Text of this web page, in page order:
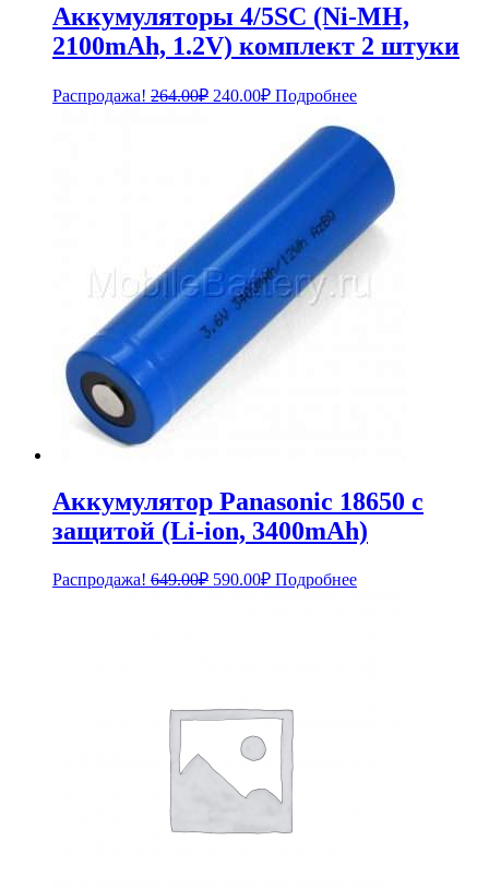
Аккумуляторы 4/5SC (Ni-MH,
2100mAh, 1.2V) комплект 2 штуки
Распродажа! 264.00₽ Первоначальная
240.00₽Текущая
цена:
240.00₽.
Подробнее
Аккумулятор Panasonic 18650 с
защитой (Li-ion, 3400mAh)
Распродажа! 649.00₽ Первоначальная
590.00₽Текущая
Подробнее